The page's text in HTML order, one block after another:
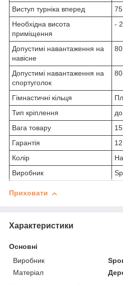
Виступ турніка вперед
Необхідна висота
приміщення
-
Допустимі навантаження на
навісне
80
Допустимі навантаження на
спортуголок
80
Гімнастичні кільця
Тип кріплення
до
Вага товару
15
Гарантія
Колір
Виробник
Приховати
Характеристики
Основні
Виробник
Матеріал